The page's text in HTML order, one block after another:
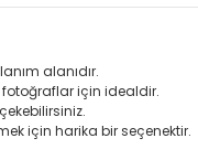
alanıdır.
fotoğraflar için idealdir.
için harika bir seçenektir.